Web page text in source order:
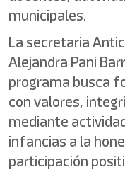
municipales.
La secretaria
Alejandra Pani
programa busca
con valores,
mediante
infancias a la
participación